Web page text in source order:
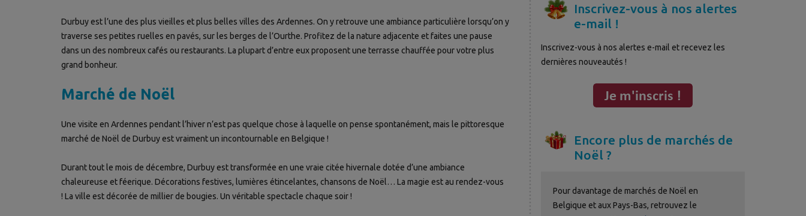
Durbuy est l’une des plus vieilles et plus belles villes des Ardennes. On y retrouve une ambiance particulière lorsqu’on y
traverse ses petites ruelles en pavés, sur les berges de l’Ourthe. Profitez de la nature adjacente et faites une pause
dans un des nombreux cafés ou restaurants. La plupart d’entre eux proposent une terrasse chauffée pour votre plus
grand bonheur.
Marché de Noël
Une visite en Ardennes pendant l’hiver n’est pas quelque chose à laquelle on pense spontanément, mais le pittoresque
marché de Noël de Durbuy est vraiment un incontournable en Belgique !
Durant tout le mois de décembre, Durbuy est transformée en une vraie citée hivernale dotée d’une ambiance
chaleureuse et féerique. Décorations festives, lumières étincelantes, chansons de Noël… La magie est au rendez-vous
! La ville est décorée de millier de bougies. Un véritable spectacle chaque soir !
Inscrivez-vous à nos alertes
e-mail !
Inscrivez-vous à nos alertes e-mail et recevez les
dernières nouveautés !
Encore plus de marchés de
Noël ?
Pour davantage de marchés de Noël en
Belgique et aux Pays-Bas, retrouvez le